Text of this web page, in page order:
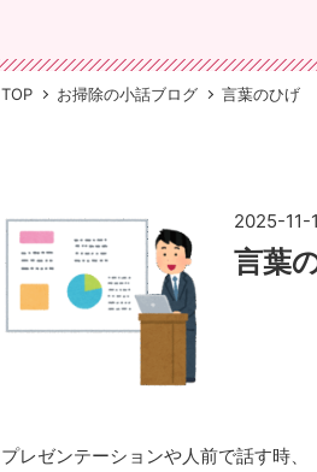
TOP お掃除の小話ブログ 言葉のひげ
2025-11-
言葉
プレゼンテーションや人前で話す時